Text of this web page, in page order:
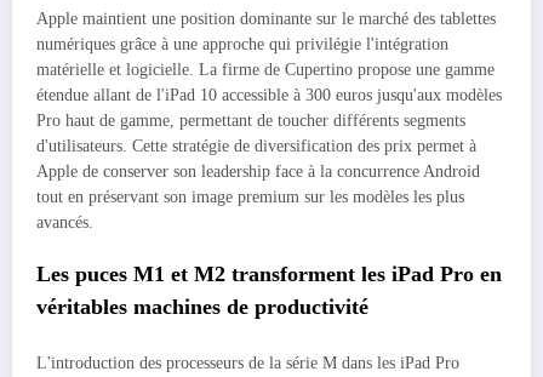
Apple maintient une position dominante sur le marché des tablettes
numériques grâce à une approche qui privilégie l'intégration
matérielle et logicielle. La firme de Cupertino propose une gamme
étendue allant de l'iPad 10 accessible à 300 euros jusqu'aux modèles
Pro haut de gamme, permettant de toucher différents segments
d'utilisateurs. Cette stratégie de diversification des prix permet à
Apple de conserver son leadership face à la concurrence Android
tout en préservant son image premium sur les modèles les plus
avancés.
Les puces M1 et M2 transforment les iPad Pro en
véritables machines de productivité
L'introduction des processeurs de la série M dans les iPad Pro